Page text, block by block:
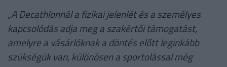
„A Decathlonnál a fizikai jelenlét és a személyes
kapcsolódás adja meg a szakértői támogatást,
amelyre a vásárlóknak a döntés előtt leginkább
szükségük van, különösen a sportolással még